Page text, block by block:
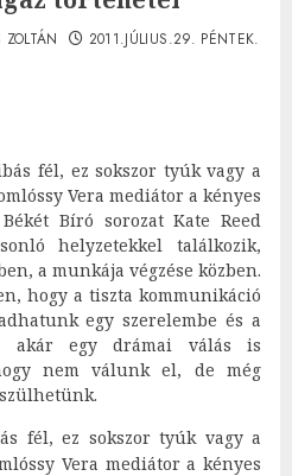
2011.JÚLIUS.29. PÉNTEK.
fél, ez sokszor tyúk vagy a
Vera mediátor a kényes
Bíró sorozat Kate Reed
helyzetekkel találkozik,
a munkája végzése közben.
hogy a tiszta kommunikáció
egy szerelembe és a
akár egy drámai válás is
nem válunk el, de még
fél, ez sokszor tyúk vagy a
Vera mediátor a kényes